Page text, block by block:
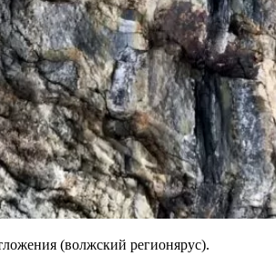
(волжский регионярус).